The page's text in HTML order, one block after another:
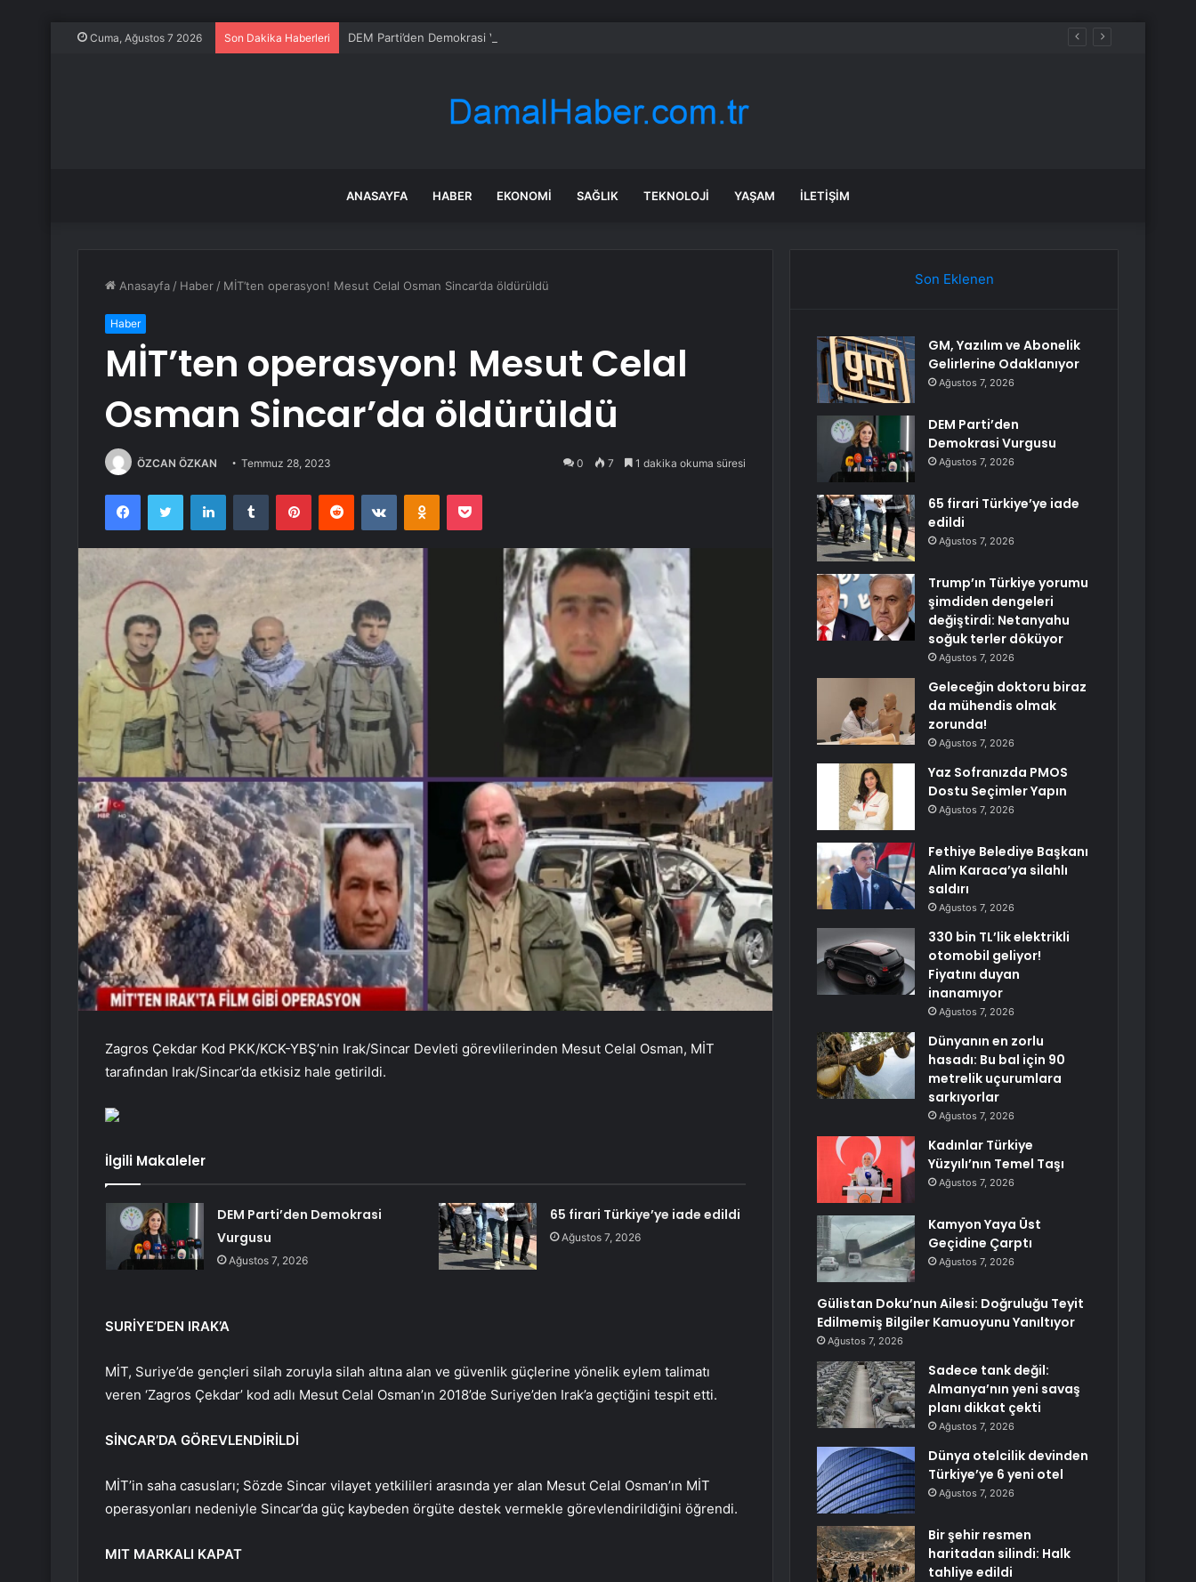
Cuma, Ağustos 7 2026 Son Dakika Haberleri DEM Parti’den Demokrasi Vurgusu
ANASAYFA HABER EKONOMI SAĞLIK TEKNOLOJI YAŞAM İLETIŞIM
Anasayfa / Haber / MİT’ten operasyon! Mesut Celal Osman Sincar’da öldürüldü
Haber
MİT’ten operasyon! Mesut Celal
Osman Sincar’da öldürüldü
ÖZCAN ÖZKAN Temmuz 28, 2023 0 7 1 dakika okuma süresi
FacebookTwitter LinkedInTumblr PinterestReddit VKontakteOdnoklassniki
Pocket
Zagros Çekdar Kod PKK/KCK-YBŞ’nin Irak/Sincar Devleti görevlilerinden Mesut Celal Osman, MİT
tarafından Irak/Sincar’da etkisiz hale getirildi.
İlgili Makaleler
DEM Parti’den Demokrasi
Vurgusu
Ağustos 7, 2026
65 firari Türkiye’ye iade edildi
Ağustos 7, 2026
SURİYE’DEN IRAK’A
MİT, Suriye’de gençleri silah zoruyla silah altına alan ve güvenlik güçlerine yönelik eylem talimatı
veren ‘Zagros Çekdar’ kod adlı Mesut Celal Osman’ın 2018’de Suriye’den Irak’a geçtiğini tespit etti.
SİNCAR’DA GÖREVLENDİRİLDİ
MİT’in saha casusları; Sözde Sincar vilayet yetkilileri arasında yer alan Mesut Celal Osman’ın MİT
operasyonları nedeniyle Sincar’da güç kaybeden örgüte destek vermekle görevlendirildiğini öğrendi.
MIT MARKALI KAPAT
Son Eklenen
GM, Yazılım ve Abonelik
Gelirlerine Odaklanıyor
Ağustos 7, 2026
DEM Parti’den
Demokrasi Vurgusu
Ağustos 7, 2026
65 firari Türkiye’ye iade
edildi
Ağustos 7, 2026
Trump’ın Türkiye yorumu
şimdiden dengeleri
değiştirdi: Netanyahu
soğuk terler döküyor
Ağustos 7, 2026
Geleceğin doktoru biraz
da mühendis olmak
zorunda!
Ağustos 7, 2026
Yaz Sofranızda PMOS
Dostu Seçimler Yapın
Ağustos 7, 2026
Fethiye Belediye Başkanı
Alim Karaca’ya silahlı
saldırı
Ağustos 7, 2026
330 bin TL’lik elektrikli
otomobil geliyor!
Fiyatını duyan
inanamıyor
Ağustos 7, 2026
Dünyanın en zorlu
hasadı: Bu bal için 90
metrelik uçurumlara
sarkıyorlar
Ağustos 7, 2026
Kadınlar Türkiye
Yüzyılı’nın Temel Taşı
Ağustos 7, 2026
Kamyon Yaya Üst
Geçidine Çarptı
Ağustos 7, 2026
Gülistan Doku’nun Ailesi: Doğruluğu Teyit
Edilmemiş Bilgiler Kamuoyunu Yanıltıyor
Ağustos 7, 2026
Sadece tank değil:
Almanya’nın yeni savaş
planı dikkat çekti
Ağustos 7, 2026
Dünya otelcilik devinden
Türkiye’ye 6 yeni otel
Ağustos 7, 2026
Bir şehir resmen
haritadan silindi: Halk
tahliye edildi